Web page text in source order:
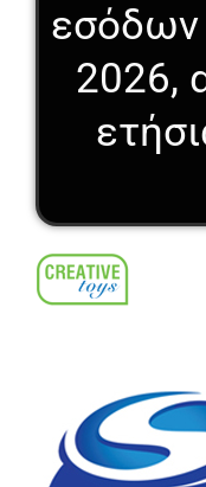
εσόδων
2026,